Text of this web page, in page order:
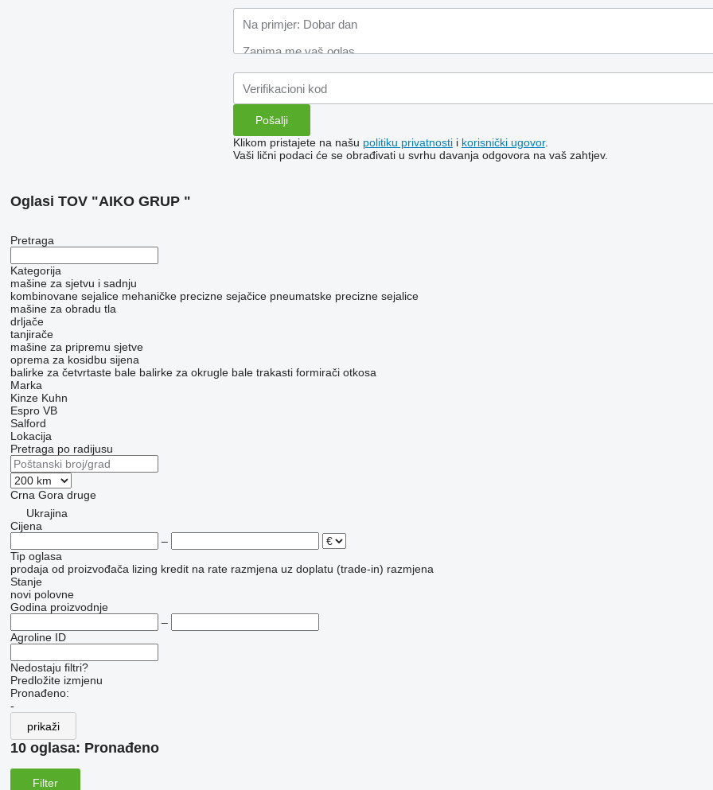
Klikom pristajete na našu politiku privatnostii korisnički ugovor.
Vaši lični podaci će se obrađivati ​​u svrhu davanja odgovora na vaš zahtjev.
Oglasi TOV "AIKO GRUP "
Pretraga
Kategorija
mašine za sjetvu i sadnju
kombinovane sejalice mehaničke precizne sejačice pneumatske precizne sejalice
mašine za obradu tla
drljače
tanjirače
mašine za pripremu sjetve
oprema za kosidbu sijena
balirke za četvrtaste bale balirke za okrugle bale trakasti formirači otkosa
Marka
Kinze Kuhn
Espro VB
Salford
Lokacija
Pretraga po radijusu
Crna Gora druge
Ukrajina
Cijena
–
Tip oglasa
prodaja od proizvođača lizing kredit na rate razmjena uz doplatu (trade-in) razmjena
Stanje
novi polovne
Godina proizvodnje
–
Agroline ID
Nedostaju filtri?
Predložite izmjenu
Pronađeno:
-
prikaži
10 oglasa: Pronađeno
Filter